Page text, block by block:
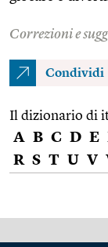
Correzioni e
Condividi
Il dizionario di
A B C D E
R S T U V